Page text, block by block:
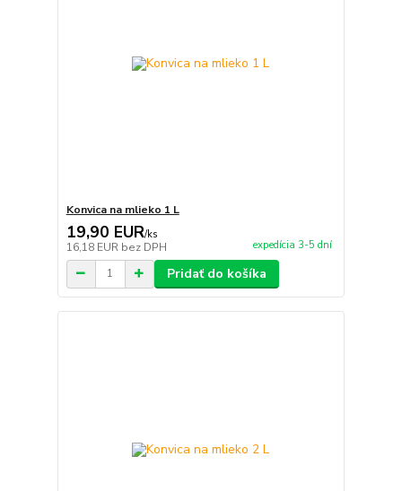
Konvica na mlieko 1 L
19,90 EUR/ks
16,18 EUR bez DPH expedícia 3-5 dní
Pridať do košíka